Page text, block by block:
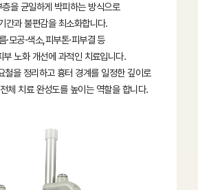
층을 균일하게 박피하는 방식으로
간과 불편감을 최소화합니다.
·모공·색소,피부톤·피부결 등
부 노화 개선에 과적인 치료입니다.
철을 정리하고 흉터 경계를 일정한 깊이로
체 치료 완성도를 높이는 역할을 합니다.